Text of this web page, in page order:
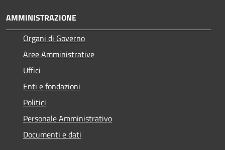
AMMINISTRAZIONE
Organi di Governo
Aree Amministrative
Uffici
Enti e fondazioni
Politici
Personale Amministrativo
Documenti e dati